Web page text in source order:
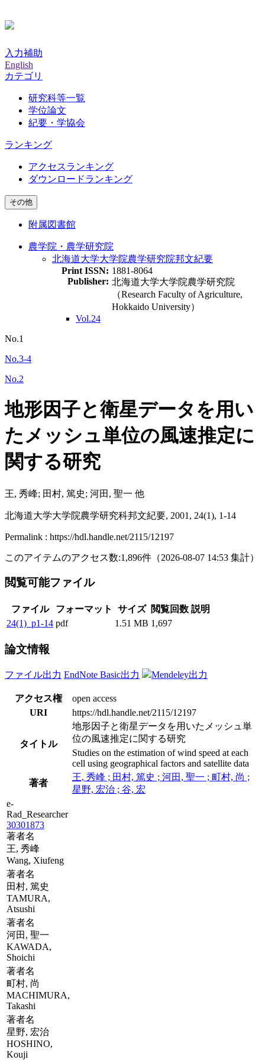
入力補助
English
カテゴリ
研究科等一覧
学位論文
紀要・学協会
ランキング
アクセスランキング
ダウンロードランキング
その他
附属図書館
農学院・農学研究院
北海道大学大学院農学研究院邦文紀要
Print ISSN: 1881-8064
Publisher: 北海道大学大学院農学研究院
（Research Faculty of Agriculture,
Hokkaido University）
Vol.24
No.1
No.3-4
No.2
地形因子と衛星データを用い
たメッシュ単位の風速推定に
関する研究
王, 秀峰; 田村, 篤史; 河田, 聖一 他
北海道大学大学院農学研究科邦文紀要, 2001, 24(1), 1-14
Permalink : https://hdl.handle.net/2115/12197
このアイテムのアクセス数:1,896件 （2026-08-07 14:53 集計）
閲覧可能ファイル
ファイル フォーマット サイズ 閲覧回数 説明
24(1)_p1-14 pdf 1.51 MB 1,697
論文情報
ファイル出力 EndNote Basic出力 Mendeley出力
アクセス権
open access
URI
https://hdl.handle.net/2115/12197
タイトル
地形因子と衛星データを用いたメッシュ単
位の風速推定に関する研究
Studies on the estimation of wind speed at each
cell using geographical factors and satellite data
著者
王, 秀峰 ; 田村, 篤史 ; 河田, 聖一 ; 町村, 尚 ;
星野, 宏治 ; 谷, 宏
e-
Rad_Researcher
30301873
著者名
王, 秀峰
Wang, Xiufeng
著者名
田村, 篤史
TAMURA,
Atsushi
著者名
河田, 聖一
KAWADA,
Shoichi
著者名
町村, 尚
MACHIMURA,
Takashi
著者名
星野, 宏治
HOSHINO,
Kouji